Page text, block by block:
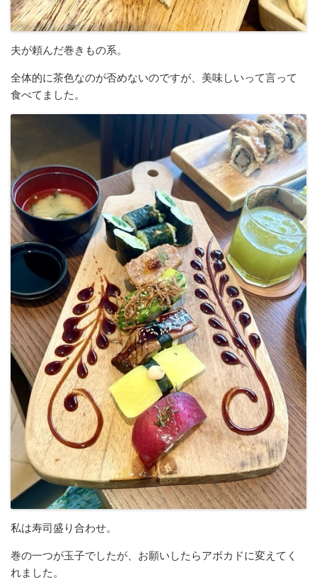
夫が頼んだ巻きもの系。
全体的に茶色なのが否めないのですが、美味しいって言って
食べてました。
私は寿司盛り合わせ。
巻の一つが玉子でしたが、お願いしたらアボカドに変えてく
れました。